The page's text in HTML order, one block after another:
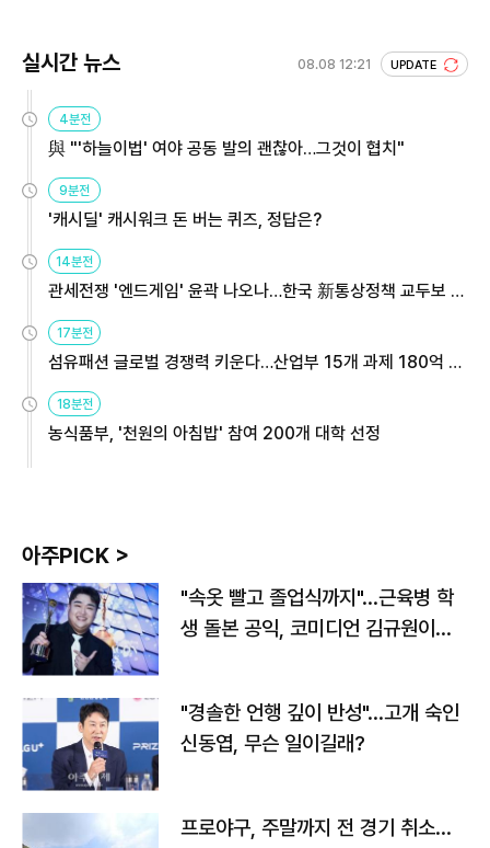
실시간 뉴스 08.08 12:21 UPDATE
4분전
與 "'하늘이법' 여야 공동 발의 괜찮아…그것이 협치"
9분전
'캐시딜' 캐시워크 돈 버는 퀴즈, 정답은?
14분전
관세전쟁 '엔드게임' 윤곽 나오나…한국 新통상정책 교두보 활
17분전
섬유패션 글로벌 경쟁력 키운다…산업부 15개 과제 180억 지
18분전
농식품부, '천원의 아침밥' 참여 200개 대학 선정
아주PICK >
"속옷 빨고 졸업식까지"…근육병 학
생 돌본 공익, 코미디언 김규원이었
"경솔한 언행 깊이 반성"…고개 숙인
신동엽, 무슨 일이길래?
프로야구, 주말까지 전 경기 취소…